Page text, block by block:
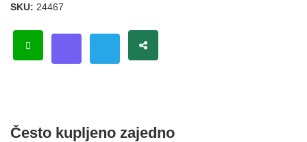
SKU: 24467
Često kupljeno zajedno